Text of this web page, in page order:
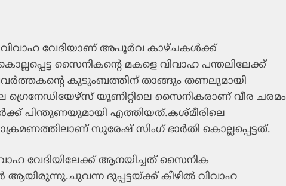
വിവാഹ വേദിയാണ് അപൂര്‍വ കാഴ്ചകള്‍ക്ക്
സൈനികന്റെ മകളെ വിവാഹ പന്തലിലേക്ക്
കുടുംബത്തിന് താങ്ങും തണലുമായി
യൂണിറ്റിലെ സൈനികരാണ് വീര ചരമം
പിന്തുണയുമായി എത്തിയത്.കശ്മീരിലെ
സുരേഷ് സിംഗ് ഭാര്‍തി കൊല്ലപ്പെട്ടത്.
വേദിയിലേക്ക് ആനയിച്ചത് സൈനിക
ദുപ്പട്ടയ്ക്ക് കീഴില്‍ വിവാഹ